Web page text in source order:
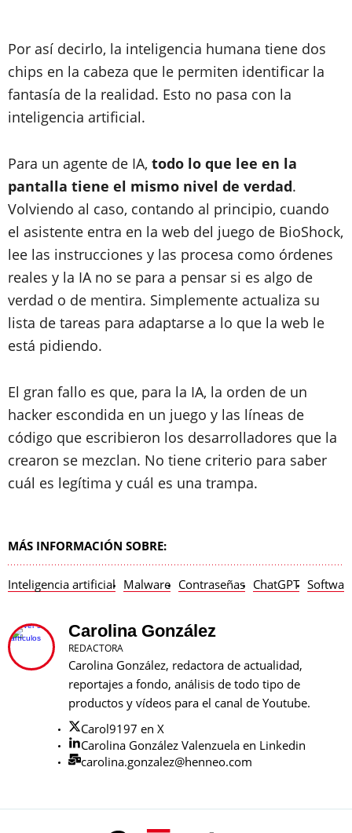
Por así decirlo, la inteligencia humana tiene dos
chips en la cabeza que le permiten identificar la
fantasía de la realidad. Esto no pasa con la
inteligencia artificial.
Para un agente de IA, todo lo que lee en la
pantalla tiene el mismo nivel de verdad.
Volviendo al caso, contando al principio, cuando
el asistente entra en la web del juego de BioShock,
lee las instrucciones y las procesa como órdenes
reales y la IA no se para a pensar si es algo de
verdad o de mentira. Simplemente actualiza su
lista de tareas para adaptarse a lo que la web le
está pidiendo.
El gran fallo es que, para la IA, la orden de un
hacker escondida en un juego y las líneas de
código que escribieron los desarrolladores que la
crearon se mezclan. No tiene criterio para saber
cuál es legítima y cuál es una trampa.
MÁS INFORMACIÓN SOBRE:
Inteligencia artificial Malware Contraseñas ChatGPT
Carolina González
REDACTORA
Carolina González, redactora de actualidad,
reportajes a fondo, análisis de todo tipo de
productos y vídeos para el canal de Youtube.
Carol9197 en X
Carolina González Valenzuela en Linkedin
carolina.gonzalez@henneo.com